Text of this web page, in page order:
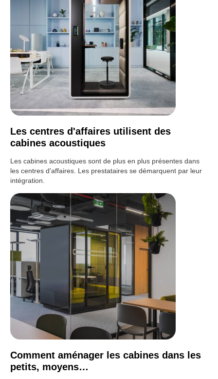
Les centres d'affaires utilisent des
cabines acoustiques
Les cabines acoustiques sont de plus en plus présentes dans
les centres d'affaires. Les prestataires se démarquent par leur
intégration.
Comment aménager les cabines dans les
petits, moyens…